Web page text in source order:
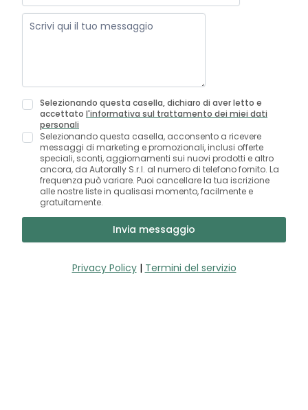
Selezionando questa casella, dichiaro di aver letto e
accettato l'informativa sul trattamento dei miei dati
personali
Selezionando questa casella, acconsento a ricevere
messaggi di marketing e promozionali, inclusi offerte
speciali, sconti, aggiornamenti sui nuovi prodotti e altro
ancora, da Autorally S.r.l. al numero di telefono fornito. La
frequenza può variare. Puoi cancellare la tua iscrizione
alle nostre liste in qualisasi momento, facilmente e
gratuitamente.
Invia messaggio
Privacy Policy| Termini del servizio